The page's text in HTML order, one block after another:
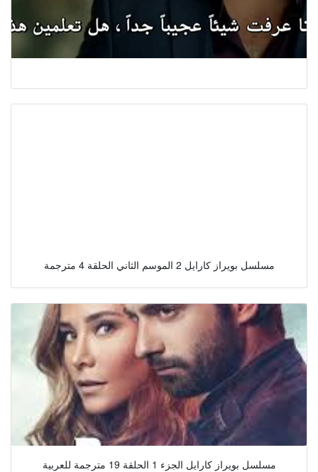
مسلسل بويراز كارايل 2 الموسم الثاني الحلقة 4 مترجمة
مسلسل بويراز كارايل الجزء 1 الحلقة 19 مترجمة للعربية